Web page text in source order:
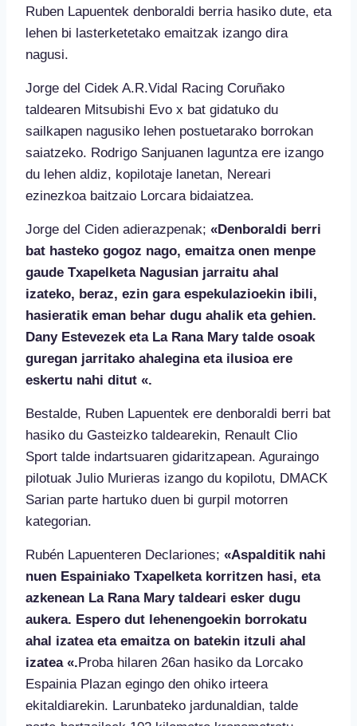
Ruben Lapuentek denboraldi berria hasiko dute, eta
lehen bi lasterketetako emaitzak izango dira
nagusi.
Jorge del Cidek A.R.Vidal Racing Coruñako
taldearen Mitsubishi Evo x bat gidatuko du
sailkapen nagusiko lehen postuetarako borrokan
saiatzeko. Rodrigo Sanjuanen laguntza ere izango
du lehen aldiz, kopilotaje lanetan, Nereari
ezinezkoa baitzaio Lorcara bidaiatzea.
Jorge del Ciden adierazpenak; «Denboraldi berri
bat hasteko gogoz nago, emaitza onen menpe
gaude Txapelketa Nagusian jarraitu ahal
izateko, beraz, ezin gara espekulazioekin ibili,
hasieratik eman behar dugu ahalik eta gehien.
Dany Estevezek eta La Rana Mary talde osoak
guregan jarritako ahalegina eta ilusioa ere
eskertu nahi ditut «.
Bestalde, Ruben Lapuentek ere denboraldi berri bat
hasiko du Gasteizko taldearekin, Renault Clio
Sport talde indartsuaren gidaritzapean. Aguraingo
pilotuak Julio Murieras izango du kopilotu, DMACK
Sarian parte hartuko duen bi gurpil motorren
kategorian.
Rubén Lapuenteren Declariones; «Aspalditik nahi
nuen Espainiako Txapelketa korritzen hasi, eta
azkenean La Rana Mary taldeari esker dugu
aukera. Espero dut lehenengoekin borrokatu
ahal izatea eta emaitza on batekin itzuli ahal
izatea «.Proba hilaren 26an hasiko da Lorcako
Espainia Plazan egingo den ohiko irteera
ekitaldiarekin. Larunbateko jardunaldian, talde